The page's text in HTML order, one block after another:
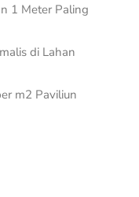
1 Meter Paling
di Lahan
m2 Paviliun